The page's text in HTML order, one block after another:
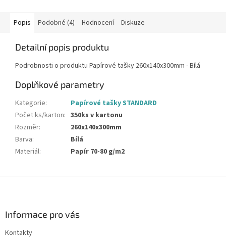
Popis Podobné (4) Hodnocení Diskuze
Detailní popis produktu
Podrobnosti o produktu Papírové tašky 260x140x300mm - Bílá
Doplňkové parametry
Kategorie:
Papírové tašky STANDARD
Počet ks/karton: 350ks v kartonu
Rozměr:
260x140x300mm
Barva:
Bílá
Materiál: Papír 70-80 g/m2
Informace pro vás
Kontakty